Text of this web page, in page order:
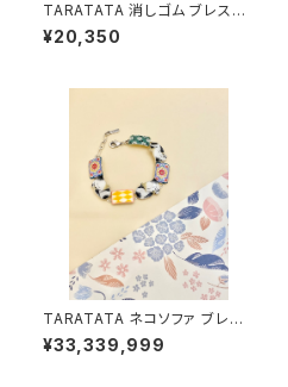
TARATATA 消しゴム ブレスレ
ット
¥20,350
TARATATA ネコソファ ブレス
レット
¥33,339,999